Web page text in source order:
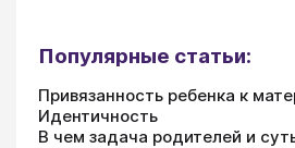
Популярные статьи:
Привязанность ребенка к
Идентичность
В чем задача родителей и